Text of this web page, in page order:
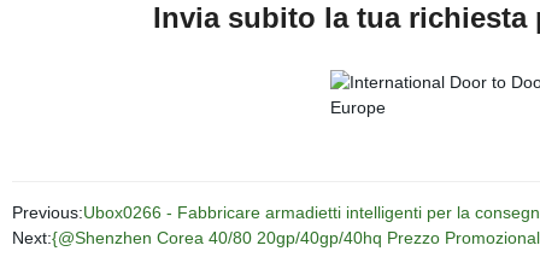
Invia subito la tua
Previous:Ubox0266 - Fabbricare armadietti intelligenti per la
Next:{@Shenzhen Corea 40/80 20gp/40gp/40hq Prezzo